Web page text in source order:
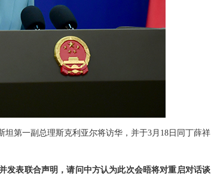
第一副总理斯克利亚尔将访华，并于3月18日同丁薛祥
发表联合声明，请问中方认为此次会晤将对重启对话谈